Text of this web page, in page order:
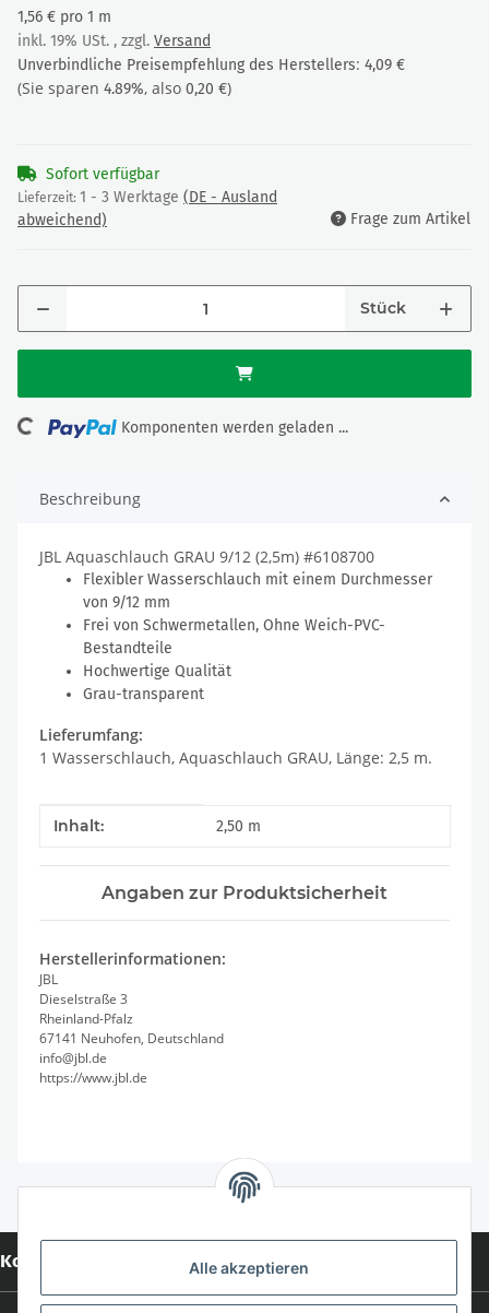
Alle akzeptieren
1,56 € pro 1 m
inkl. 19% USt. , zzgl. Versand
Unverbindliche Preisempfehlung des Herstellers: 4,09 €
(Sie sparen 4.89%, also 0,20 €)
Sofort verfügbar
Lieferzeit: 1 - 3 Werktage (DE - Ausland
abweichend)
Frage zum Artikel
Stück
Loading... Komponenten werden geladen ...
Beschreibung
JBL Aquaschlauch GRAU 9/12 (2,5m) #6108700
Flexibler Wasserschlauch mit einem Durchmesser
von 9/12 mm
Frei von Schwermetallen, Ohne Weich-PVC-
Bestandteile
Hochwertige Qualität
Grau-transparent
Lieferumfang:
1 Wasserschlauch, Aquaschlauch GRAU, Länge: 2,5 m.
Produkteigenschaft
Wert
Inhalt: 2,50 m
Angaben zur Produktsicherheit
Herstellerinformationen:
JBL
Dieselstraße 3
Rheinland-Pfalz
67141 Neuhofen, Deutschland
info@jbl.de
https://www.jbl.de
Kontakt